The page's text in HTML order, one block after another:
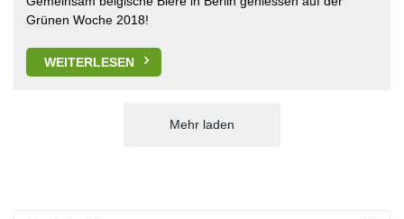
Grünen Woche 2018!
WEITERLESEN
Mehr laden